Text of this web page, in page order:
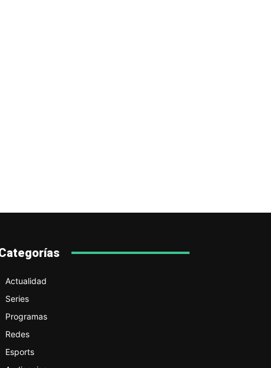
Actualidad
Series
Programas
Redes
Esports